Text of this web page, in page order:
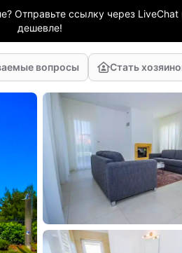
Отправьте ссылку через
дешевле!
вопросы Стать